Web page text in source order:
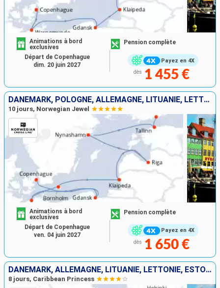
Payez en 4X
Animations à bord
exclusives
Pension complète
dès 1 455 €
Départ de Copenhague
dim. 20 juin 2027
DANEMARK, POLOGNE, ALLEMAGNE, LITUANIE, LETTONIE, SUÈDE, ESTONIE, FINLANDE
10 jours, Norwegian Jewel
Payez en 4X
Animations à bord
exclusives
Pension complète
dès 1 650 €
Départ de Copenhague
ven. 04 juin 2027
DANEMARK, ALLEMAGNE, LITUANIE, LETTONIE, ESTONIE, FINLANDE
8 jours, Caribbean Princess